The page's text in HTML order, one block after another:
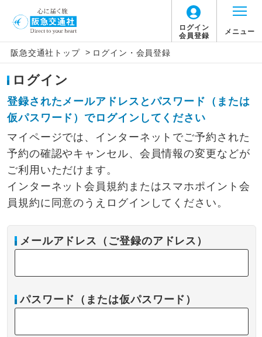
ログイン
会員登録
メニュー
阪急交通社トップ > ログイン・会員登録
ログイン
登録されたメールアドレスとパスワード（または
仮パスワード）でログインしてください
マイページでは、インターネットでご予約された
予約の確認やキャンセル、会員情報の変更などが
ご利用いただけます。
インターネット会員規約またはスマホポイント会
員規約に同意のうえログインしてください。
メールアドレス（ご登録のアドレス）
パスワード（または仮パスワード）